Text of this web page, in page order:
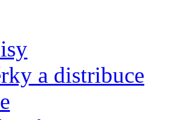
a distribuce